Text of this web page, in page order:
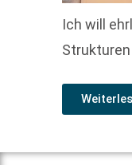
Ich will